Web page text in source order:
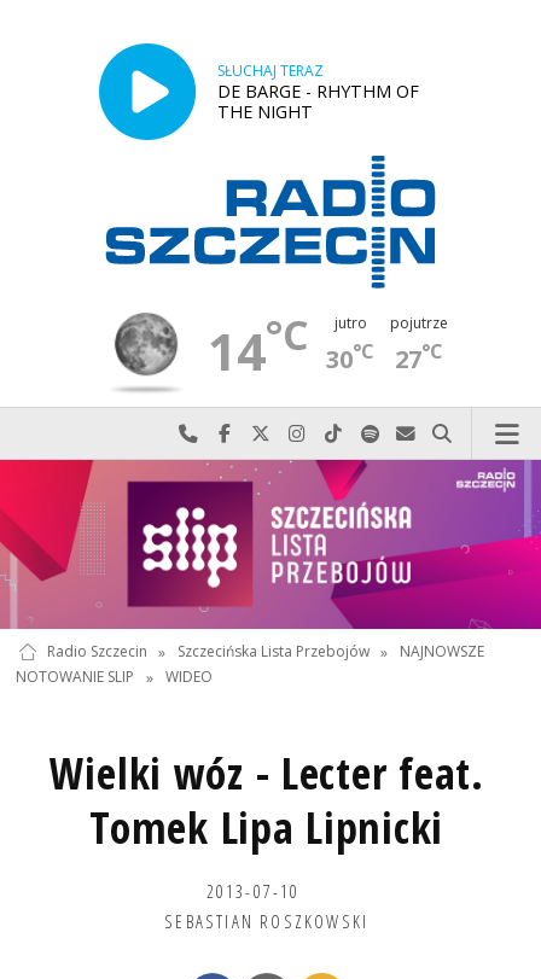
SŁUCHAJ TERAZ
DE BARGE - RHYTHM OF
THE NIGHT
14°C jutro
30°C
pojutrze
27°C
Najlepiej po prostu do nas zadzwoń
Odwiedź nas na Facebook-u
Odwiedź nas na X
Odwiedź nas na Instagram-ie
Odwiedź nas na TikTok-u
Szukaj nas na Spotify
Wyślij do nas
Szukaj
Radio Szczecin » Szczecińska Lista Przebojów »
NAJNOWSZE
NOTOWANIE SLIP
» WIDEO
Wielki wóz - Lecter feat.
Tomek Lipa Lipnicki
2013-07-10
SEBASTIAN ROSZKOWSKI